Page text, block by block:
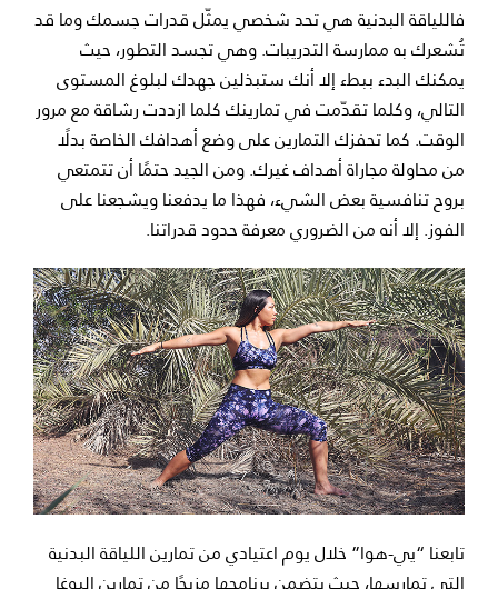
فاللياقة البدنية هي تحد شخصي يمثّل قدرات جسمك وما قد
تُشعرك به ممارسة التدريبات. وهي تجسد التطور، حيث
يمكنك البدء ببطء إلا أنك ستبذلين جهدك لبلوغ المستوى
التالي، وكلما تقدّمت في تمارينك كلما ازددت رشاقة مع مرور
الوقت. كما تحفزك التمارين على وضع أهدافك الخاصة بدلًا
من محاولة مجاراة أهداف غيرك. ومن الجيد حتمًا أن تتمتعي
بروح تنافسية بعض الشيء، فهذا ما يدفعنا ويشجعنا على
الفوز. إلا أنه من الضروري معرفة حدود قدراتنا.
تابعنا “يي-هوا” خلال يوم اعتيادي من تمارين اللياقة البدنية